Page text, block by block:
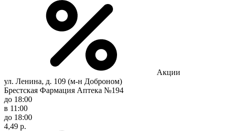
Акции
ул. Ленина, д. 109 (м-н Доброном)
Брестская Фармация Аптека №194
до 18:00
в 11:00
до 18:00
4,49 р.